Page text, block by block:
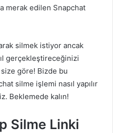
merak edilen Snapchat
silmek istiyor ancak
gerçekleştireceğinizi
göre! Bizde bu
silme işlemi nasıl yapılır
Beklemede kalın!
Silme Linki